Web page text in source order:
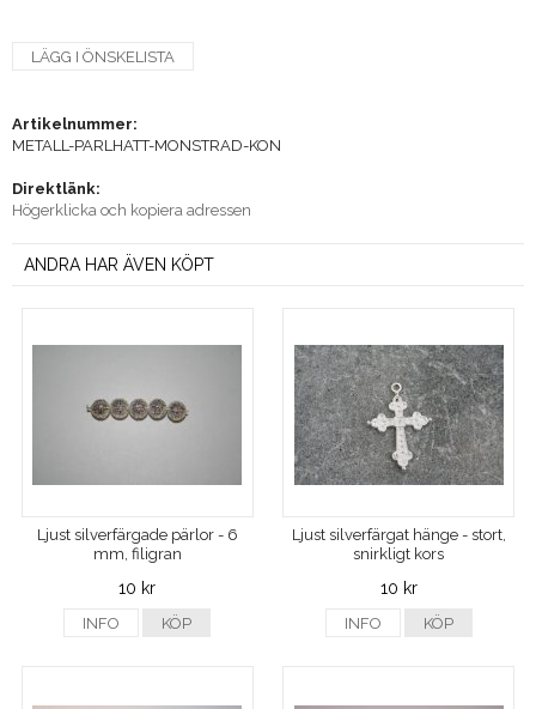
LÄGG I ÖNSKELISTA
Artikelnummer:
METALL-PARLHATT-MONSTRAD-KON
Direktlänk:
Högerklicka och kopiera adressen
ANDRA HAR ÄVEN KÖPT
Ljust silverfärgade pärlor - 6
mm, filigran
10 kr
INFO KÖP
Ljust silverfärgat hänge - stort,
snirkligt kors
10 kr
INFO KÖP